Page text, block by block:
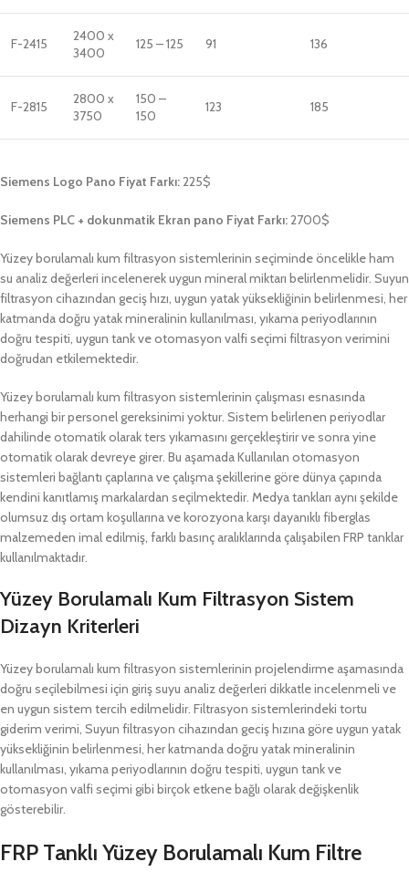
F-2415
2400 x
3400
125 – 125 91 136
F-2815
2800 x
3750
150 –
150
123 185
Siemens Logo Pano Fiyat Farkı:225$
Siemens PLC + dokunmatik Ekran pano Fiyat Farkı:2700$
Yüzey borulamalı kum filtrasyon sistemlerinin seçiminde öncelikle ham
su analiz değerleri incelenerek uygun mineral miktarı belirlenmelidir. Suyun
filtrasyon cihazından geciş hızı, uygun yatak yüksekliğinin belirlenmesi, her
katmanda doğru yatak mineralinin kullanılması, yıkama periyodlarının
doğru tespiti, uygun tank ve otomasyon valfi seçimi filtrasyon verimini
doğrudan etkilemektedir.
Yüzey borulamalı kum filtrasyon sistemlerinin çalışması esnasında
herhangi bir personel gereksinimi yoktur. Sistem belirlenen periyodlar
dahilinde otomatik olarak ters yıkamasını gerçekleştirir ve sonra yine
otomatik olarak devreye girer. Bu aşamada Kullanılan otomasyon
sistemleri bağlantı çaplarına ve çalışma şekillerine göre dünya çapında
kendini kanıtlamış markalardan seçilmektedir. Medya tankları aynı şekilde
olumsuz dış ortam koşullarına ve korozyona karşı dayanıklı fiberglas
malzemeden imal edilmiş, farklı basınç aralıklarında çalışabilen FRP tanklar
kullanılmaktadır.
Yüzey Borulamalı Kum Filtrasyon Sistem
Dizayn Kriterleri
Yüzey borulamalı kum filtrasyon sistemlerinin projelendirme aşamasında
doğru seçilebilmesi için giriş suyu analiz değerleri dikkatle incelenmeli ve
en uygun sistem tercih edilmelidir. Filtrasyon sistemlerindeki tortu
giderim verimi, Suyun filtrasyon cihazından geciş hızına göre uygun yatak
yüksekliğinin belirlenmesi, her katmanda doğru yatak mineralinin
kullanılması, yıkama periyodlarının doğru tespiti, uygun tank ve
otomasyon valfi seçimi gibi birçok etkene bağlı olarak değişkenlik
gösterebilir.
FRP Tanklı Yüzey Borulamalı Kum Filtre